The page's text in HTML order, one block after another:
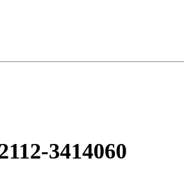
3414060